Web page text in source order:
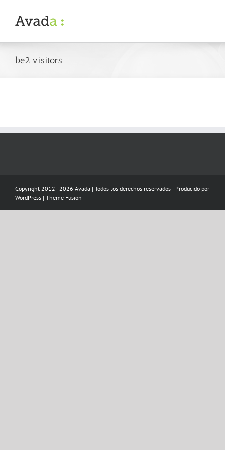
content
be2 visitors
Copyright 2012 - 2026 Avada | Todos los derechos reservados | Producido por
WordPress | Theme Fusion